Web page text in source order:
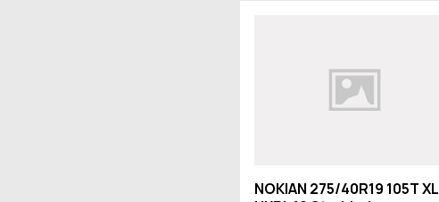
NOKIAN 275/40R19 105T XL